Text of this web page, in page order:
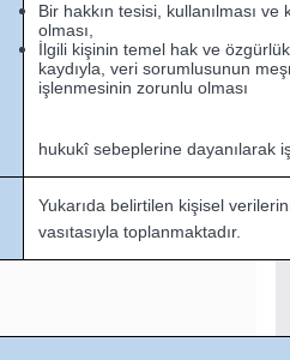
Bir hakkın tesisi, kullanılması
olması,
İlgili kişinin temel hak ve
kaydıyla, veri sorumlusunun
işlenmesinin zorunlu olması
hukukî sebeplerine dayanılarak
Yukarıda belirtilen kişisel
vasıtasıyla toplanmaktadır.